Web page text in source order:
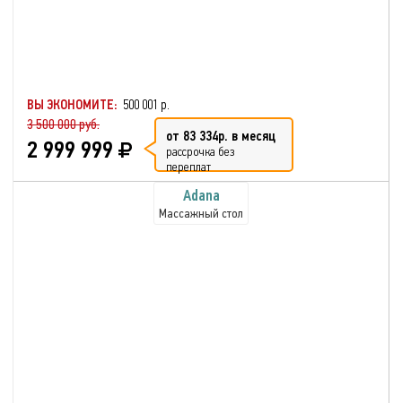
ВЫ ЭКОНОМИТЕ: 500 001 р.
3 500 000 руб.
2 999 999 от 83 334р. в месяц
рассрочка без
переплат
Adana
Массажный стол